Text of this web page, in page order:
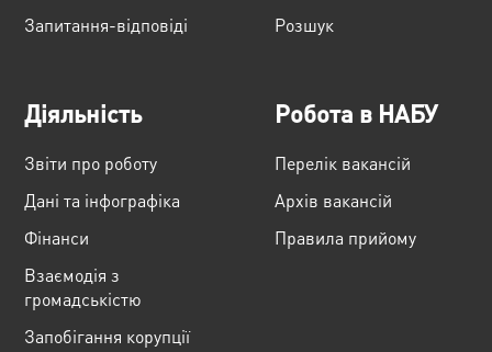
Запитання-відповіді
Розшук
Діяльність
Звіти про роботу
Дані та інфографіка
Фінанси
Взаємодія з
громадськістю
Запобігання корупції
Робота в НАБУ
Перелік вакансій
Архів вакансій
Правила прийому